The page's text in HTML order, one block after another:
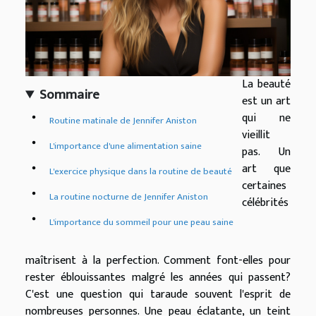
Sommaire
Routine matinale de Jennifer Aniston
L'importance d'une alimentation saine
L'exercice physique dans la routine de beauté
La routine nocturne de Jennifer Aniston
L'importance du sommeil pour une peau saine
La beauté
est un art
qui ne
vieillit
pas. Un
art que
certaines
célébrités
maîtrisent à la perfection. Comment font-elles pour
rester éblouissantes malgré les années qui passent?
C'est une question qui taraude souvent l'esprit de
nombreuses personnes. Une peau éclatante, un teint